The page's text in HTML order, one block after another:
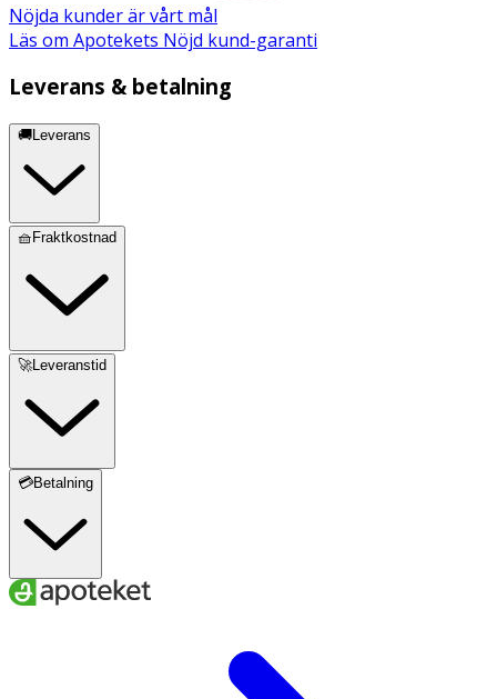
Nöjda kunder är vårt mål
Läs om Apotekets Nöjd kund-garanti
Leverans & betalning
🚚Leverans
🧺Fraktkostnad
🚀Leveranstid
💳Betalning